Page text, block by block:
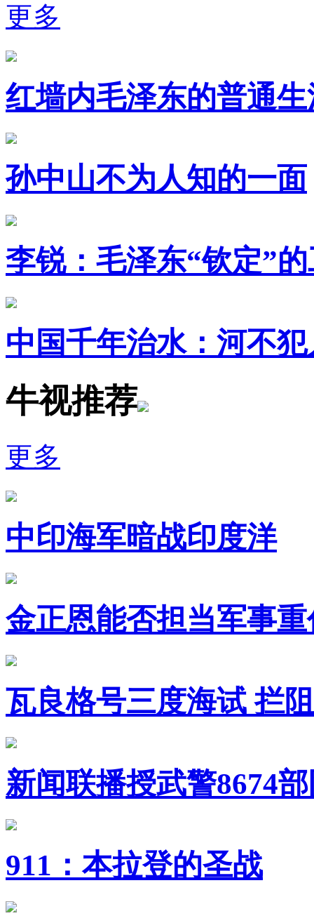
更多
红墙内毛泽东的普通生
孙中山不为人知的一面
李锐：毛泽东“钦定”
中国千年治水：河不
牛视推荐
更多
中印海军暗战印度洋
金正恩能否担当军事重
瓦良格号三度海试 拦
新闻联播授武警8674
911：本拉登的圣战